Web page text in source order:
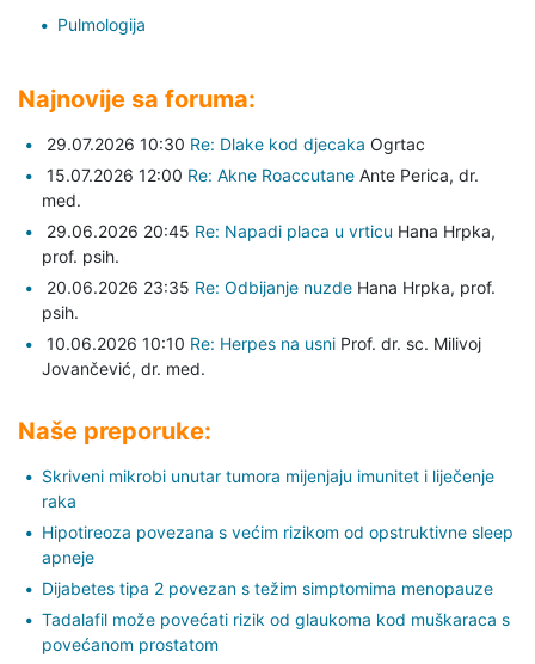
Pulmologija
Najnovije sa foruma:
29.07.2026 10:30 Re: Dlake kod djecaka Ogrtac
15.07.2026 12:00 Re: Akne Roaccutane Ante Perica, dr.
med.
29.06.2026 20:45 Re: Napadi placa u vrticu Hana Hrpka,
prof. psih.
20.06.2026 23:35 Re: Odbijanje nuzde Hana Hrpka, prof.
psih.
10.06.2026 10:10 Re: Herpes na usni Prof. dr. sc. Milivoj
Jovančević, dr. med.
Naše preporuke:
Skriveni mikrobi unutar tumora mijenjaju imunitet i liječenje
raka
Hipotireoza povezana s većim rizikom od opstruktivne sleep
apneje
Dijabetes tipa 2 povezan s težim simptomima menopauze
Tadalafil može povećati rizik od glaukoma kod muškaraca s
povećanom prostatom